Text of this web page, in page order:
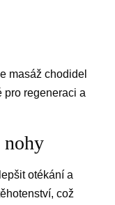
masáž chodidel
pro regeneraci a
nohy
otékání a
což